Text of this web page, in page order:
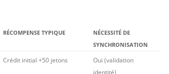
RÉCOMPENSE TYPIQUE
NÉCESSITÉ DE
SYNCHRONISATION
Crédit initial +50 jetons
Oui (validation
identité)